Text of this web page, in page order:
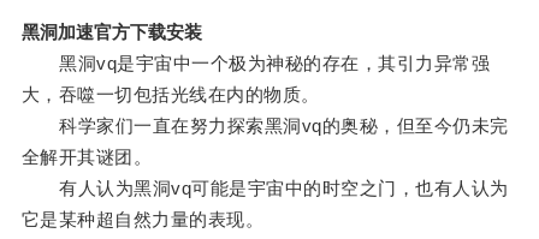
黑洞加速官方下载安装
黑洞vq是宇宙中一个极为神秘的存在，其引力异常强
大，吞噬一切包括光线在内的物质。
科学家们一直在努力探索黑洞vq的奥秘，但至今仍未完
全解开其谜团。
有人认为黑洞vq可能是宇宙中的时空之门，也有人认为
它是某种超自然力量的表现。